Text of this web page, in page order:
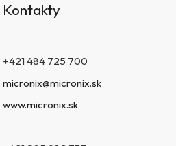
Kontakty
+421 484 725 700
micronix@micronix.sk
www.micronix.sk